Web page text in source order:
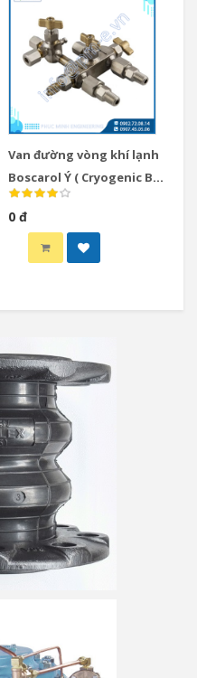
Van đường vòng khí lạnh
Boscarol Ý ( Cryogenic By-
Passes Valve)
0 đ